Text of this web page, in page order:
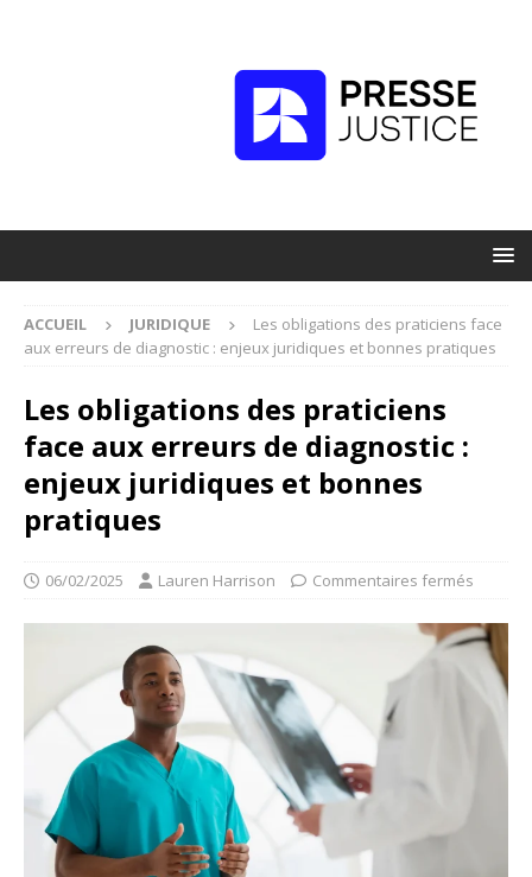
ACCUEIL JURIDIQUE
Les obligations des praticiens face
aux erreurs de diagnostic : enjeux juridiques et bonnes pratiques
Les obligations des praticiens
face aux erreurs de diagnostic :
enjeux juridiques et bonnes
pratiques
06/02/2025 Lauren Harrison Commentaires fermés